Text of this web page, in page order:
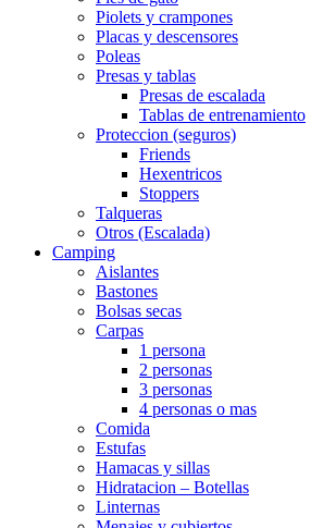
Piolets y crampones
Placas y descensores
Poleas
Presas y tablas
Presas de escalada
Tablas de entrenamiento
Proteccion (seguros)
Friends
Hexentricos
Stoppers
Talqueras
Otros (Escalada)
Camping
Aislantes
Bastones
Bolsas secas
Carpas
1 persona
2 personas
3 personas
4 personas o mas
Comida
Estufas
Hamacas y sillas
Hidratacion – Botellas
Linternas